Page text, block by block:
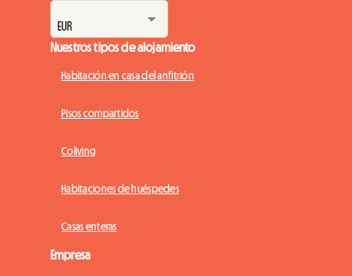
Nuestros tipos de alojamiento
Habitación en casa del anfitrión
Pisos compartidos
Coliving
Habitaciones de huéspedes
Casas enteras
Empresa